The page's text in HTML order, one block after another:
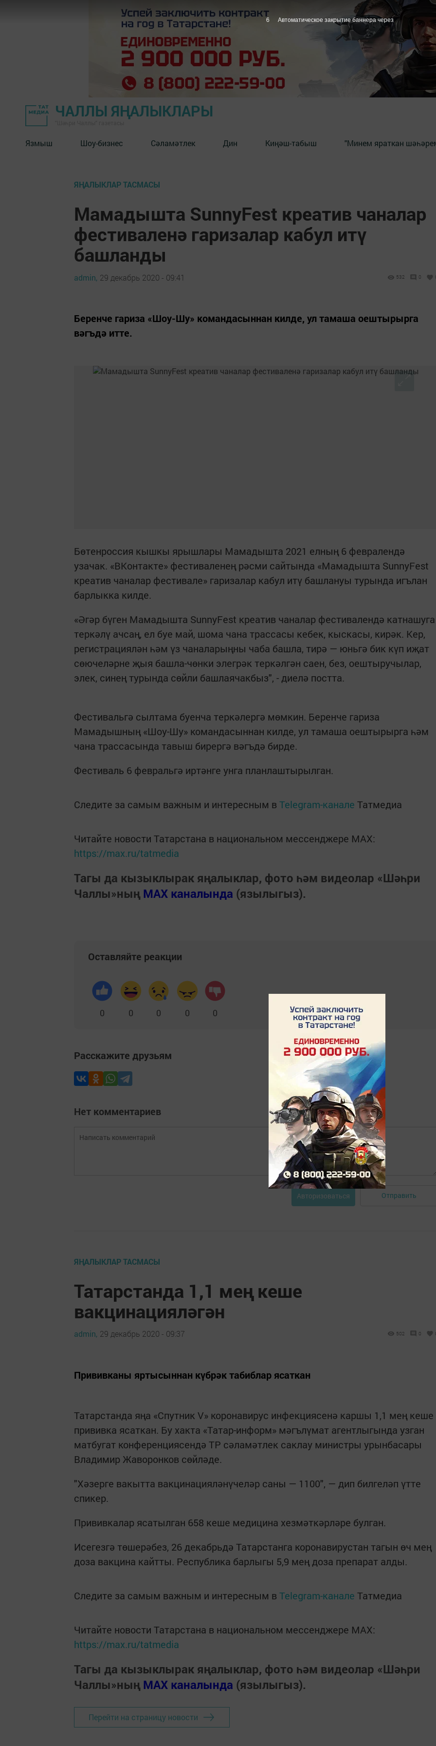
ЧАЛЛЫ ЯҢАЛЫКЛАРЫ
Язмыш Шоу-бизнес Сәламәтлек Дин Киңәш-табыш "Минем яраткан
ЯҢАЛЫКЛАР ТАСМАСЫ
Мамадышта SunnyFest креатив чаналар
фестиваленә гаризалар кабул итү
башланды
admin, 29 декабрь 2020 - 09:41 532 0
Беренче гариза «Шоу-Шу» командасыннан килде, ул тамаша оештырырга
вәгъдә итте.
Бөтенроссия кышкы ярышлары Мамадышта 2021 елның 6 февралендә
узачак. «ВКонтакте» фестиваленең рәсми сайтында «Мамадышта SunnyFest
креатив чаналар фестивале» гаризалар кабул итү башлануы турында игълан
барлыкка килде.
«Әгәр бүген Мамадышта SunnyFest креатив чаналар фестивалендә катнашуга
теркәлү ачсаң, ел буе май, шома чана трассасы кебек, кыскасы, кирәк. Кер,
регистрациялән һәм үз чаналарыңны чаба башла, тирә — юньгә бик күп иҗат
сөючеләрне җыя башла-чөнки элегрәк теркәлгән саен, без, оештыручылар,
элек, синең турында сөйли башлаячакбыз", - диелә постта.
Фестивальгә сылтама буенча теркәлергә мөмкин. Беренче гариза
Мамадышның «Шоу-Шу» командасыннан килде, ул тамаша оештырырга һәм
чана трассасында тавыш бирергә вәгъдә бирде.
Фестиваль 6 февральгә иртәнге унга планлаштырылган.
Следите за самым важным и интересным в Telegram-канале Татмедиа
Читайте новости Татарстана в национальном мессенджере MАХ:
https://max.ru/tatmedia
Тагы да кызыклырак яңалыклар, фото һәм видеолар «Шәһри
Чаллы»ның MAX каналында (язылыгыз).
Оставляйте реакции
0 0 0 0 0
Расскажите друзьям
Нет комментариев
Авторизоваться Отправить
ЯҢАЛЫКЛАР ТАСМАСЫ
Татарстанда 1,1 мең кеше
вакцинацияләгән
admin, 29 декабрь 2020 - 09:37 502 0
Прививканы яртысыннан күбрәк табиблар ясаткан
Татарстанда яңа «Спутник V» коронавирус инфекциясенә каршы 1,1 мең кеше
прививка ясаткан. Бу хакта «Татар-информ» мәгълүмат агентлыгында узган
матбугат конференциясендә ТР сәламәтлек саклау министры урынбасары
Владимир Жаворонков сөйләде.
"Хәзерге вакытта вакцинацияләнүчеләр саны — 1100", — дип билгеләп үтте
спикер.
Прививкалар ясатылган 658 кеше медицина хезмәткәрләре булган.
Исегезгә төшерәбез, 26 декабрьдә Татарстанга коронавирустан тагын өч мең
доза вакцина кайтты. Республика барлыгы 5,9 мең доза препарат алды.
Следите за самым важным и интересным в Telegram-канале Татмедиа
Читайте новости Татарстана в национальном мессенджере MАХ:
https://max.ru/tatmedia
Тагы да кызыклырак яңалыклар, фото һәм видеолар «Шәһри
Чаллы»ның MAX каналында (язылыгыз).
Перейти на страницу новости
5 Автоматическое закрытие баннера через